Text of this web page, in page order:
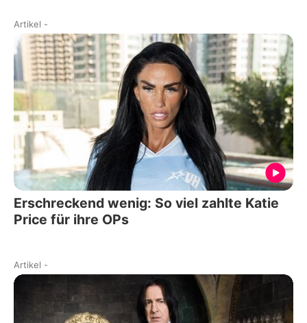
Artikel -
Erschreckend wenig: So viel zahlte Katie
Price für ihre OPs
Artikel -